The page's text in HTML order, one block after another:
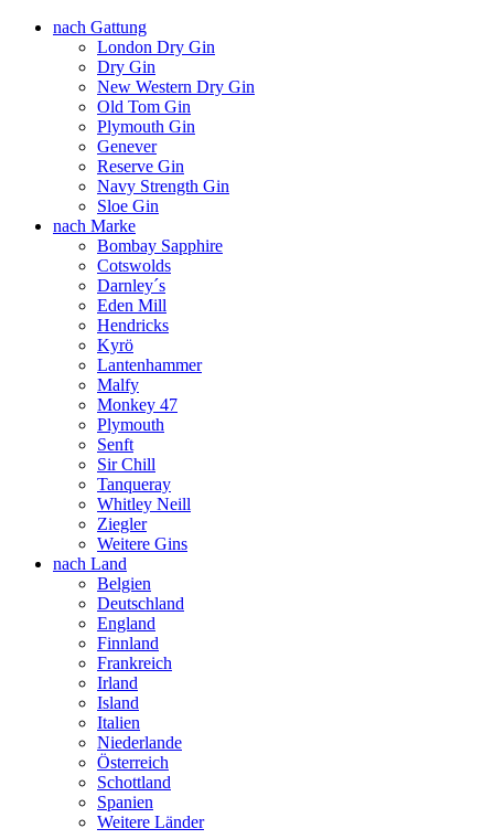
nach Gattung
London Dry Gin
Dry Gin
New Western Dry Gin
Old Tom Gin
Plymouth Gin
Genever
Reserve Gin
Navy Strength Gin
Sloe Gin
nach Marke
Bombay Sapphire
Cotswolds
Darnley´s
Eden Mill
Hendricks
Kyrö
Lantenhammer
Malfy
Monkey 47
Plymouth
Senft
Sir Chill
Tanqueray
Whitley Neill
Ziegler
Weitere Gins
nach Land
Belgien
Deutschland
England
Finnland
Frankreich
Irland
Island
Italien
Niederlande
Österreich
Schottland
Spanien
Weitere Länder